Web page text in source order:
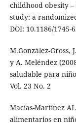
childhood obesity
study: a
DOI: 10.1186/1745-
M.González-Gross,
y A. Meléndez
saludable para
Vol. 23 No. 2
Macías-Martínez
alimentarios en